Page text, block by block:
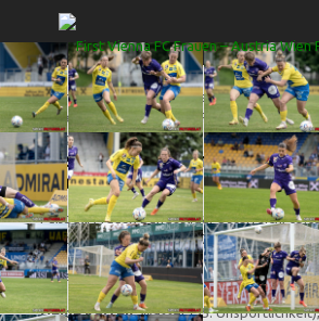
First Vienna FC Frauen – FK
Frauen 2:1(1:1)
Fußball, Frauen Bundesliga, Österreich,
Stadion Hohe Warte, 843 Zuschauer,
Tore: 1:0 (12.) Németh, 1:1 (16.) Schiechtl,
Gelbe Karten:Wasser (55.